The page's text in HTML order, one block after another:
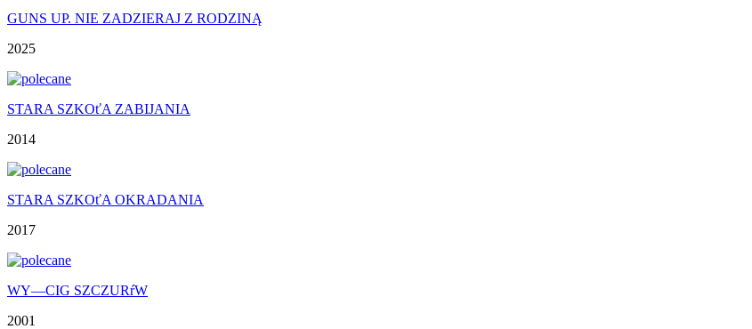
GUNS UP. NIE ZADZIERAJ Z RODZINĄ
2025
STARA SZKOťA ZABIJANIA
2014
STARA SZKOťA OKRADANIA
2017
WY—CIG SZCZURŕW
2001